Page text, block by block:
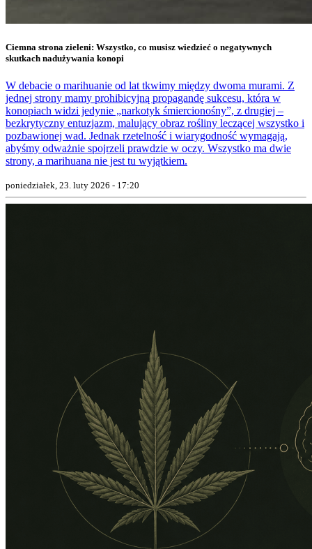
Ciemna strona zieleni: Wszystko, co musisz wiedzieć o negatywnych
skutkach nadużywania konopi
W debacie o marihuanie od lat tkwimy między dwoma murami. Z
jednej strony mamy prohibicyjną propagandę sukcesu, która w
konopiach widzi jedynie „narkotyk śmiercionośny”, z drugiej –
bezkrytyczny entuzjazm, malujący obraz rośliny leczącej wszystko i
pozbawionej wad. Jednak rzetelność i wiarygodność wymagają,
abyśmy odważnie spojrzeli prawdzie w oczy. Wszystko ma dwie
strony, a marihuana nie jest tu wyjątkiem.
poniedziałek, 23. luty 2026 - 17:20